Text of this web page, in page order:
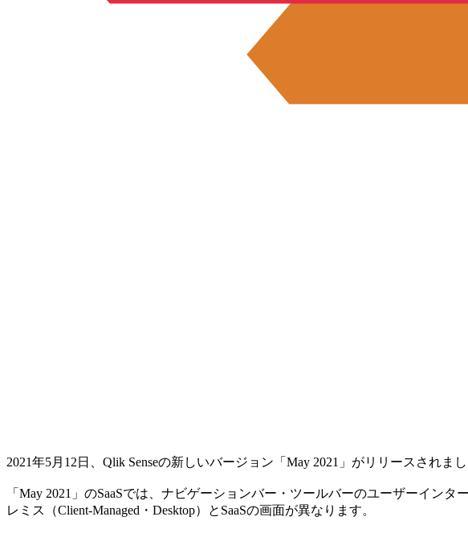
2021年5月12日、Qlik Senseの新しいバージョン「May 2021」がリリースされまし
「May 2021」のSaaSでは、ナビゲーションバー・ツールバーのユーザーイン
レミス（Client-Managed・Desktop）とSaaSの画面が異なります。